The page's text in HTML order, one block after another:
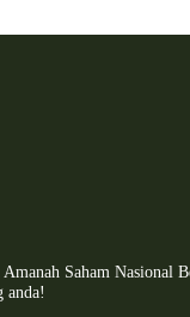
Saham Nasional
anda!